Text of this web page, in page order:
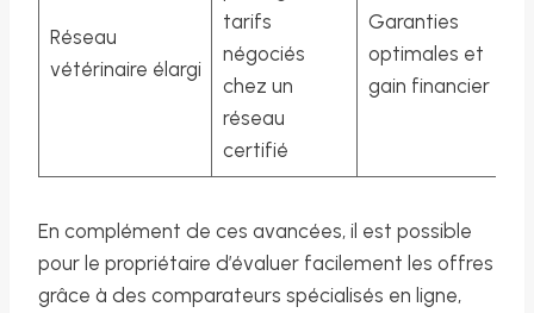
Réseau
vétérinaire élargi
tarifs
négociés
chez un
réseau
certifié
Garanties
optimales et
gain financier
En complément de ces avancées, il est possible
pour le propriétaire d’évaluer facilement les offres
grâce à des comparateurs spécialisés en ligne,